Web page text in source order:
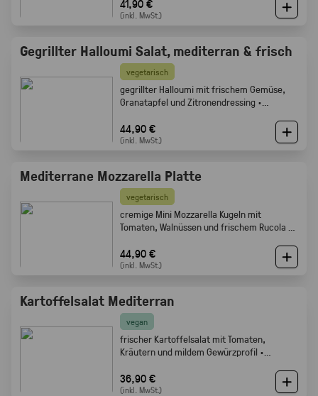
41,90 €
(inkl. MwSt.)
Gegrillter Halloumi Salat, mediterran & frisch
vegetarisch
gegrillter Halloumi mit frischem Gemüse,
Granatapfel und Zitronendressing ·
44,90 €
(inkl. MwSt.)
Mediterrane Mozzarella Platte
vegetarisch
cremige Mini Mozzarella Kugeln mit
Tomaten, Walnüssen und frischem Rucola ·
44,90 €
(inkl. MwSt.)
Kartoffelsalat Mediterran
vegan
frischer Kartoffelsalat mit Tomaten,
Kräutern und mildem Gewürzprofil ·
36,90 €
(inkl. MwSt.)